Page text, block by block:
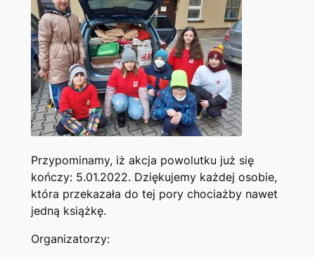
Przypominamy, iż akcja powolutku już się
kończy: 5.01.2022. Dziękujemy każdej osobie,
która przekazała do tej pory chociażby nawet
jedną książkę.
Organizatorzy: